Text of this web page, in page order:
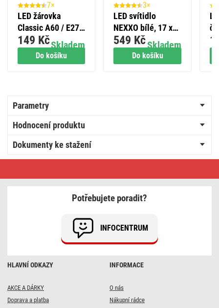
Do košíku
7×
LED žárovka
Classic A60 / E27 /
7 W (60 W) / 806
lm / teplá bílá
Skladem
149 Kč
Do košíku
3×
LED svítidlo
NEXXO bílé, 17 x
17 cm, 12,5 W,
teplá/neutrální
bílá
Skladem
549 Kč
Parametry
Hodnocení produktu
Dokumenty ke stažení
Classic
HLAVNÍ ODKAZY
AKCE A DÁRKY
Doprava a platba
INFORMACE
O nás
Nákupní rádce
Potřebujete poradit?
INFOCENTRUM